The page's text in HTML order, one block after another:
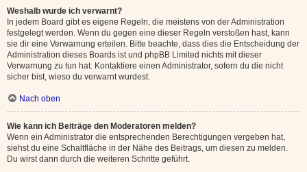
Weshalb wurde ich verwarnt?
In jedem Board gibt es eigene Regeln, die meistens von der Administration
festgelegt werden. Wenn du gegen eine dieser Regeln verstoßen hast, kann
sie dir eine Verwarnung erteilen. Bitte beachte, dass dies die Entscheidung der
Administration dieses Boards ist und phpBB Limited nichts mit dieser
Verwarnung zu tun hat. Kontaktiere einen Administrator, sofern du die nicht
sicher bist, wieso du verwarnt wurdest.
Nach oben
Wie kann ich Beiträge den Moderatoren melden?
Wenn ein Administrator die entsprechenden Berechtigungen vergeben hat,
siehst du eine Schaltfläche in der Nähe des Beitrags, um diesen zu melden.
Du wirst dann durch die weiteren Schritte geführt.